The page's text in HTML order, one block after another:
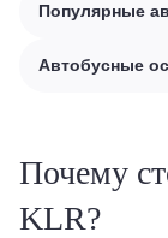
Популярные
Автобусные
Почему
KLR?